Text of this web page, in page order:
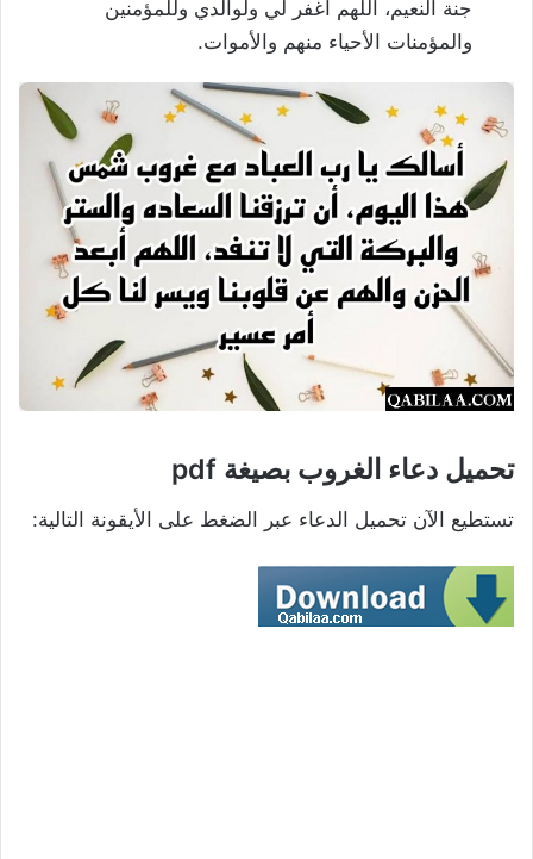
جنة النعيم، اللهم اغفر لي ولوالدي وللمؤمنين
والمؤمنات الأحياء منهم والأموات.
تحميل دعاء الغروب بصيغة pdf
تستطيع الآن تحميل الدعاء عبر الضغط على الأيقونة التالية: